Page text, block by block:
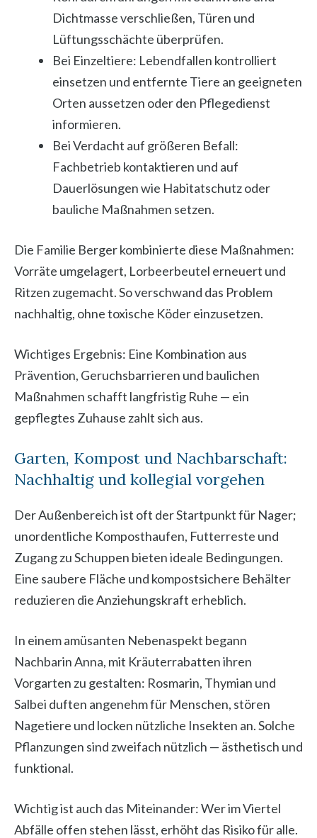
Dichtmasse verschließen, Türen und
Lüftungsschächte überprüfen.
Bei Einzeltiere: Lebendfallen kontrolliert
einsetzen und entfernte Tiere an geeigneten
Orten aussetzen oder den Pflegedienst
informieren.
Bei Verdacht auf größeren Befall:
Fachbetrieb kontaktieren und auf
Dauerlösungen wie Habitatschutz oder
bauliche Maßnahmen setzen.
Die Familie Berger kombinierte diese Maßnahmen:
Vorräte umgelagert, Lorbeerbeutel erneuert und
Ritzen zugemacht. So verschwand das Problem
nachhaltig, ohne toxische Köder einzusetzen.
Wichtiges Ergebnis: Eine Kombination aus
Prävention, Geruchsbarrieren und baulichen
Maßnahmen schafft langfristig Ruhe — ein
gepflegtes Zuhause zahlt sich aus.
Garten, Kompost und Nachbarschaft:
Nachhaltig und kollegial vorgehen
Der Außenbereich ist oft der Startpunkt für Nager;
unordentliche Komposthaufen, Futterreste und
Zugang zu Schuppen bieten ideale Bedingungen.
Eine saubere Fläche und kompostsichere Behälter
reduzieren die Anziehungskraft erheblich.
In einem amüsanten Nebenaspekt begann
Nachbarin Anna, mit Kräuterrabatten ihren
Vorgarten zu gestalten: Rosmarin, Thymian und
Salbei duften angenehm für Menschen, stören
Nagetiere und locken nützliche Insekten an. Solche
Pflanzungen sind zweifach nützlich — ästhetisch und
funktional.
Wichtig ist auch das Miteinander: Wer im Viertel
Abfälle offen stehen lässt, erhöht das Risiko für alle.